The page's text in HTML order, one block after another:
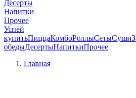
Десерты
Напитки
Прочее
Успей
купитьПиццаКомбоРоллыСетыСуши
обедыДесертыНапиткиПрочее
Главная